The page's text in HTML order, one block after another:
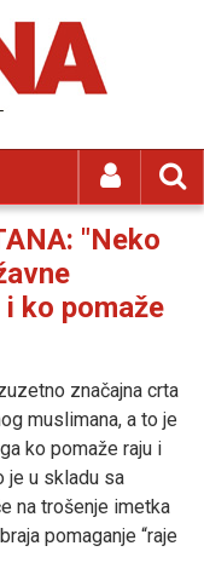
"Neko
ko pomaže
značajna crta
muslimana, a to je
ko pomaže raju i
je u skladu sa
na trošenje imetka
pomaganje “raje